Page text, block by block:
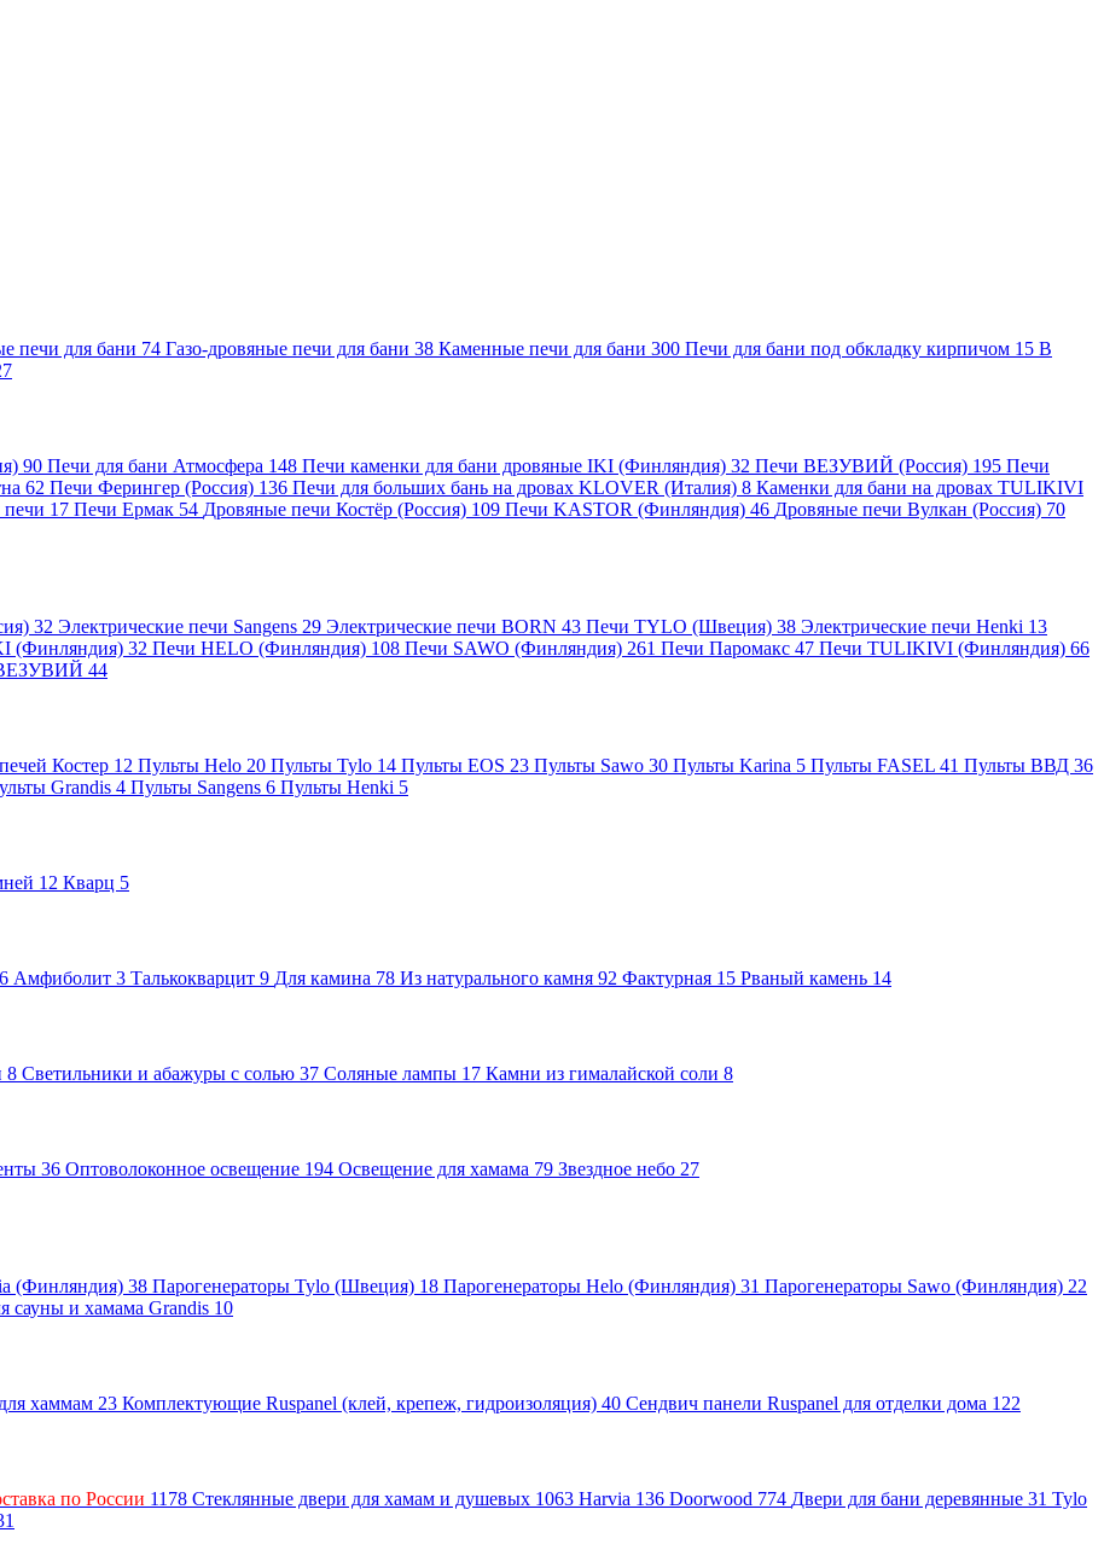
печи для бани 74 Газо-дровяные печи для бани 38 Каменные печи для бани 300 Печи для бани под обкладку кирпичом 15 В
90 Печи для бани Атмосфера 148 Печи каменки для бани дровяные IKI (Финляндия) 32 Печи ВЕЗУВИЙ (Россия) 195 Печи
62 Печи Ферингер (Россия) 136 Печи для больших бань на дровах KLOVER (Италия) 8 Каменки для бани на дровах TULIKIVI
17 Печи Ермак 54 Дровяные печи Костёр (Россия) 109 Печи KASTOR (Финляндия) 46 Дровяные печи Вулкан (Россия) 70
32 Электрические печи Sangens 29 Электрические печи BORN 43 Печи TYLO (Швеция) 38 Электрические печи Henki 13
(Финляндия) 32 Печи HELO (Финляндия) 108 Печи SAWO (Финляндия) 261 Печи Паромакс 47 Печи TULIKIVI (Финляндия) 66
ВЕЗУВИЙ 44
Костер 12 Пульты Helo 20 Пульты Tylo 14 Пульты EOS 23 Пульты Sawo 30 Пульты Karina 5 Пульты FASEL 41 Пульты ВВД 36
Grandis 4 Пульты Sangens 6 Пульты Henki 5
12 Кварц 5
Амфиболит 3 Талькокварцит 9 Для камина 78 Из натурального камня 92 Фактурная 15 Рваный камень 14
8 Светильники и абажуры с солью 37 Соляные лампы 17 Камни из гималайской соли 8
36 Оптоволоконное освещение 194 Освещение для хамама 79 Звездное небо 27
(Финляндия) 38 Парогенераторы Tylo (Швеция) 18 Парогенераторы Helo (Финляндия) 31 Парогенераторы Sawo (Финляндия) 22
сауны и хамама Grandis 10
хаммам 23 Комплектующие Ruspanel (клей, крепеж, гидроизоляция) 40 Сендвич панели Ruspanel для отделки дома 122
по России 1178 Стеклянные двери для хамам и душевых 1063 Harvia 136 Doorwood 774 Двери для бани деревянные 31 Tylo